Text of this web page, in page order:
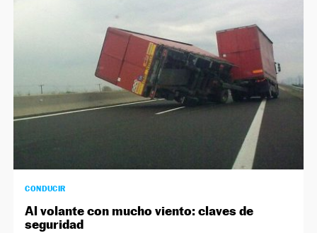
CONDUCIR
Al volante con mucho viento: claves de
seguridad